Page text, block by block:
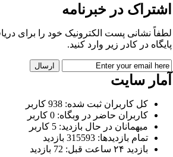
در خبرنامه
نشانی پست الکترونیک خود را برای
در کادر زیر وارد کنید.
سایت
کل کاربران ثبت شده: 938 کاربر
کاربران حاضر در وبگاه: 0 کاربر
میهمانان در حال بازدید: 5 کاربر
تمام بازدید‌ها: 315593 بازدید
بازدید ۲۴ ساعت قبل: 72 بازدید